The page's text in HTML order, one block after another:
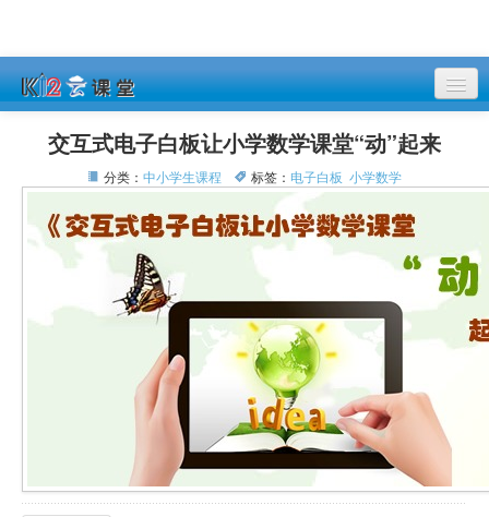
注册
交互式电子白板让小学数学课堂“动”起来
分类： 中小学生课程 标签： 电子白板 小学数学